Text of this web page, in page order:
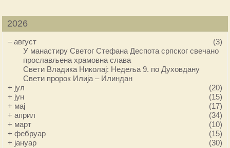
2026
–август
(3)
У манастиру Светог Стефана Деспота српског свечано
прослављена храмовна слава
Свети Владика Николај: Недеља 9. по Духовдану
Свети пророк Илија – Илиндан
+ јул
(20)
+ јун
(15)
+ мај
(17)
+април
(34)
+ март
(10)
+фебруар
(15)
+ јануар (30)